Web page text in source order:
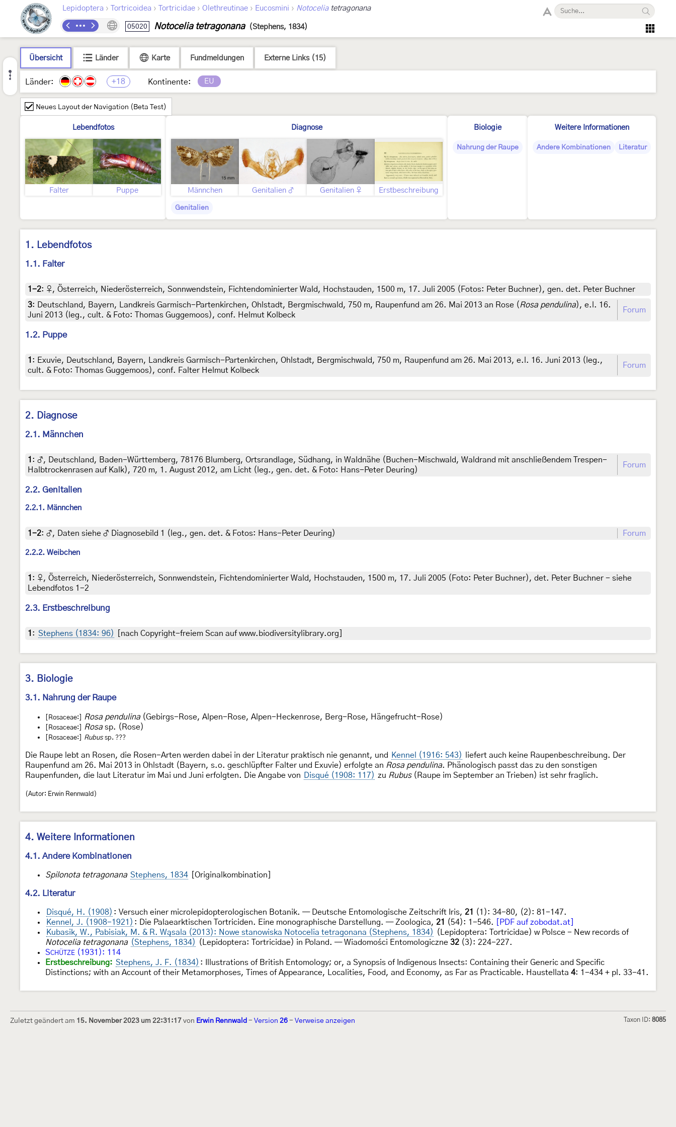
Lepidoptera › Tortricoidea › Tortricidae › Olethreutinae › Eucosmini › Notoceliatetragonana
05020 Notocelia tetragonana (Stephens, 1834)
Übersicht Länder Karte Fundmeldungen Externe Links (15)
Länder: +18 Kontinente: EU
Neues Layout der Navigation (Beta Test)
Lebendfotos
Falter Puppe
Diagnose
Männchen Genitalien ♂ Genitalien ♀ Erstbeschreibung
Genitalien
Biologie
Nahrung der Raupe
Weitere Informationen
Andere Kombinationen Literatur
1. Lebendfotos
1.1. Falter
1-2: ♀, Österreich, Niederösterreich, Sonnwendstein, Fichtendominierter Wald, Hochstauden, 1500 m, 17. Juli 2005 (Fotos: Peter Buchner), gen. det. Peter Buchner
3: Deutschland, Bayern, Landkreis Garmisch-Partenkirchen, Ohlstadt, Bergmischwald, 750 m, Raupenfund am 26. Mai 2013 an Rose ( Rosa pendulina), e.l. 16.
Juni 2013 (leg., cult. & Foto: Thomas Guggemoos), conf. Helmut Kolbeck
Forum
1.2. Puppe
1 : Exuvie, Deutschland, Bayern, Landkreis Garmisch-Partenkirchen, Ohlstadt, Bergmischwald, 750 m, Raupenfund am 26. Mai 2013, e.l. 16. Juni 2013 (leg.,
cult. & Foto: Thomas Guggemoos), conf. Falter Helmut Kolbeck
Forum
2. Diagnose
2.1. Männchen
1 : ♂, Deutschland, Baden-Württemberg, 78176 Blumberg, Ortsrandlage, Südhang, in Waldnähe (Buchen-Mischwald, Waldrand mit anschließendem Trespen-
Halbtrockenrasen auf Kalk), 720 m, 1. August 2012, am Licht (leg., gen. det. & Foto: Hans-Peter Deuring)
Forum
2.2. Genitalien
2.2.1. Männchen
1-2: ♂, Daten siehe ♂ Diagnosebild 1 (leg., gen. det. & Fotos: Hans-Peter Deuring) Forum
2.2.2. Weibchen
1 : ♀, Österreich, Niederösterreich, Sonnwendstein, Fichtendominierter Wald, Hochstauden, 1500 m, 17. Juli 2005 (Foto: Peter Buchner), det. Peter Buchner - siehe
Lebendfotos 1-2
2.3. Erstbeschreibung
1 : Stephens (1834: 96) [nach Copyright-freiem Scan auf www.biodiversitylibrary.org]
3. Biologie
3.1. Nahrung der Raupe
[Rosaceae:] Rosa pendulina(Gebirgs-Rose, Alpen-Rose, Alpen-Heckenrose, Berg-Rose, Hängefrucht-Rose)
[Rosaceae:] Rosasp. (Rose)
[Rosaceae:] Rubussp. ???
Die Raupe lebt an Rosen, die Rosen-Arten werden dabei in der Literatur praktisch nie genannt, und Kennel (1916: 543)
liefert auch keine Raupenbeschreibung. Der
Raupenfund am 26. Mai 2013 in Ohlstadt (Bayern, s.o. geschlüpfter Falter und Exuvie) erfolgte an Rosa pendulina. Phänologisch passt das zu den sonstigen
Raupenfunden, die laut Literatur im Mai und Juni erfolgten. Die Angabe von Disqué (1908: 117) zu Rubus(Raupe im September an Trieben) ist sehr fraglich.
(Autor: Erwin Rennwald)
4. Weitere Informationen
4.1. Andere Kombinationen
Spilonota tetragonana Stephens, 1834 [Originalkombination]
4.2. Literatur
Disqué, H. (1908) : Versuch einer microlepidopterologischen Botanik. — Deutsche Entomologische Zeitschrift Iris, 21
(1): 34-80, (2): 81-147.
Kennel, J. (1908-1921) : Die Palaearktischen Tortriciden. Eine monographische Darstellung. — Zoologica, 21 (54): 1-546.
[PDF auf zobodat.at]
Kubasik, W., Pabisiak, M. & R. Wąsala (2013): Nowe stanowiska Notocelia tetragonana (Stephens, 1834)
(Lepidoptera: Tortricidae) w Polsce - New records of
Notocelia tetragonana (Stephens, 1834) (Lepidoptera: Tortricidae) in Poland. — Wiadomości Entomologiczne 32 (3): 224-227.
SCHÜTZE (1931): 114
Erstbeschreibung: Stephens, J. F. (1834) : Illustrations of British Entomology; or, a Synopsis of Indigenous Insects: Containing their Generic and Specific
Distinctions; with an Account of their Metamorphoses, Times of Appearance, Localities, Food, and Economy, as Far as Practicable. Haustellata 4: 1-434 + pl. 33-41.
Zuletzt geändert am 15. November 2023 um 22:31:17 von Erwin Rennwald - Version 26 - Verweise anzeigen Taxon ID: 8085